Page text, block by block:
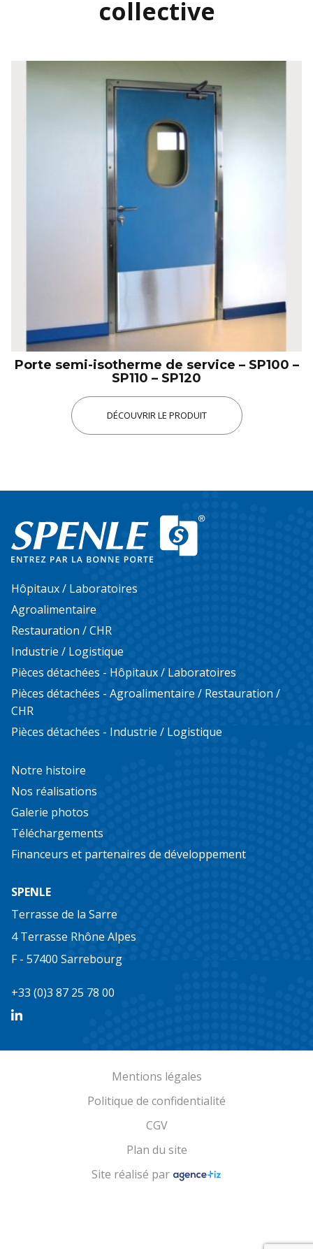
collective
Porte semi-isotherme de service – SP100 –
SP110 – SP120
DÉCOUVRIR LE PRODUIT
Hôpitaux / Laboratoires
Agroalimentaire
Restauration / CHR
Industrie / Logistique
Pièces détachées - Hôpitaux / Laboratoires
Pièces détachées - Agroalimentaire / Restauration /
CHR
Pièces détachées - Industrie / Logistique
Notre histoire
Nos réalisations
Galerie photos
Téléchargements
Financeurs et partenaires de développement
SPENLE
Terrasse de la Sarre
4 Terrasse Rhône Alpes
F - 57400 Sarrebourg
+33 (0)3 87 25 78 00
Mentions légales
Politique de confidentialité
CGV
Plan du site
Site réalisé par